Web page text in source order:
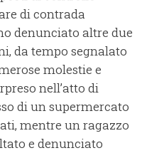
di contrada
denunciato altre due
da tempo segnalato
molestie e
nell’atto di
di un supermercato
mentre un ragazzo
e denunciato